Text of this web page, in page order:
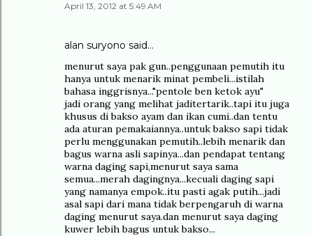
April 13, 2012 at 5:49 AM
alan suryono said…
menurut saya pak gun..penggunaan pemutih itu
hanya untuk menarik minat pembeli...istilah
bahasa inggrisnya..."pentole ben ketok ayu"
jadi orang yang melihat jaditertarik..tapi itu juga
khusus di bakso ayam dan ikan cumi..dan tentu
ada aturan pemakaiannya..untuk bakso sapi tidak
perlu menggunakan pemutih..lebih menarik dan
bagus warna asli sapinya...dan pendapat tentang
warna daging sapi,menurut saya sama
semua...merah dagingnya...kecuali daging sapi
yang namanya empok..itu pasti agak putih...jadi
asal sapi dari mana tidak berpengaruh di warna
daging menurut saya.dan menurut saya daging
kuwer lebih bagus untuk bakso...